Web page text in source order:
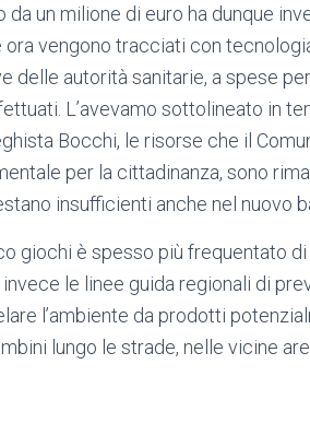
da un milione di euro ha dunque
vengono tracciati con
delle autorità sanitarie, a spese
L’avevamo sottolineato in
Bocchi, le risorse che il
per la cittadinanza, sono
insufficienti anche nel nuovo
giochi è spesso più frequentato
le linee guida regionali di
l’ambiente da prodotti
lungo le strade, nelle vicine